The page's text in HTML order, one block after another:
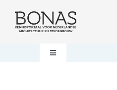
naar
BerichtenToggle